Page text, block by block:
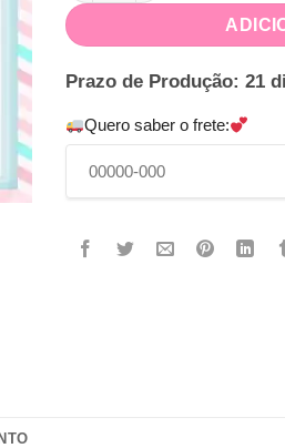
Prazo de Produção: 21
Quero saber o frete: